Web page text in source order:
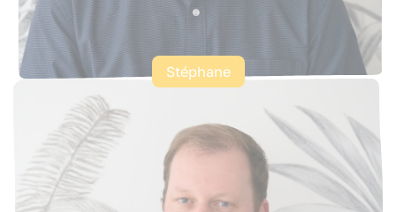
Stéphane